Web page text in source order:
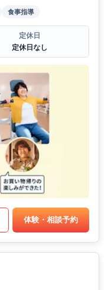
食事指導
定休日
定休日なし
体験・相談予約